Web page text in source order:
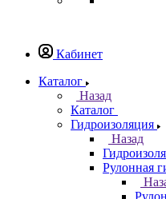
Кабинет
Каталог
Назад
Каталог
Гидроизоляция
Назад
Рулонная